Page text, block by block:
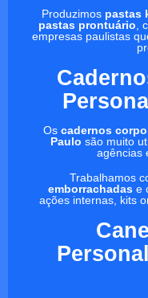
Produzimos pastas
pastas prontuário ,
empresas paulistas
Os cadernos
Paulo são muito
agências
Trabalhamos
emborrachadase
ações internas, kits